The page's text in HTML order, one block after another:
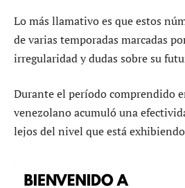
Lo más llamativo es que estos
de varias temporadas marcadas
irregularidad y dudas sobre su
Durante el período comprendido
venezolano acumuló una
lejos del nivel que está